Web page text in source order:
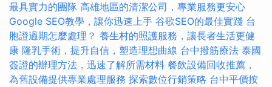
最具實力的團隊 高雄地區的清潔公司，專業服務更安心
Google SEO教學，讓你迅速上手 谷歌SEO的最佳實踐 台
胞證過期怎麼處理？ 養生村的照護服務，讓長者生活更健
康 隆乳手術，提升自信，塑造理想曲線 台中撥筋療法 泰國
簽證的辦理方法，迅速了解所需材料 餐飲設備回收推薦，
為舊設備提供專業處理服務 探索數位行銷策略 台中平價按